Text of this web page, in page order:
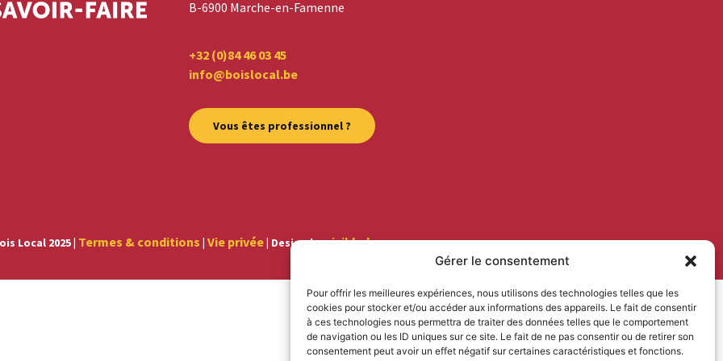
Gérer le consentement
Pour offrir les meilleures expériences, nous utilisons des technologies telles que les
cookies pour stocker et/ou accéder aux informations des appareils. Le fait de consentir
à ces technologies nous permettra de traiter des données telles que le comportement
de navigation ou les ID uniques sur ce site. Le fait de ne pas consentir ou de retirer son
consentement peut avoir un effet négatif sur certaines caractéristiques et fonctions.
B-6900 Marche-en-Famenne
+32 (0)84 46 03 45
info@boislocal.be
Vous êtes professionnel ?
Local 2025 | Termes & conditions | Vie privée| Design byvisible.be